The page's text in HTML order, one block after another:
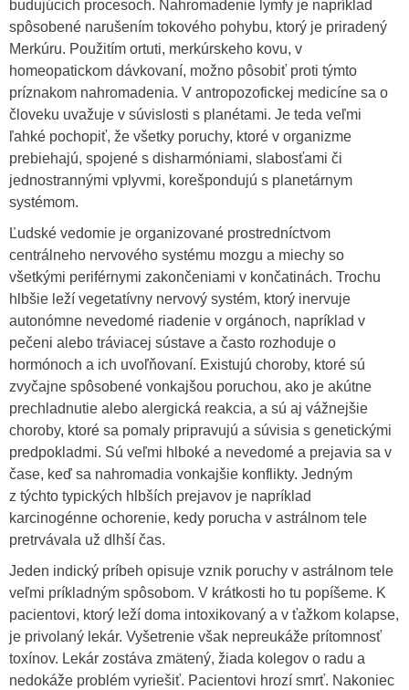
budujúcich procesoch. Nahromadenie lymfy je napríklad
spôsobené narušením tokového pohybu, ktorý je priradený
Merkúru. Použitím ortuti, merkúrskeho kovu, v
homeopatickom dávkovaní, možno pôsobiť proti týmto
príznakom nahromadenia. V antropozofickej medicíne sa o
človeku uvažuje v súvislosti s planétami. Je teda veľmi
ľahké pochopiť, že všetky poruchy, ktoré v organizme
prebiehajú, spojené s disharmóniami, slabosťami či
jednostrannými vplyvmi, korešpondujú s planetárnym
systémom.
Ľudské vedomie je organizované prostredníctvom
centrálneho nervového systému mozgu a miechy so
všetkými periférnymi zakončeniami v končatinách. Trochu
hlbšie leží vegetatívny nervový systém, ktorý inervuje
autonómne nevedomé riadenie v orgánoch, napríklad v
pečeni alebo tráviacej sústave a často rozhoduje o
hormónoch a ich uvoľňovaní. Existujú choroby, ktoré sú
zvyčajne spôsobené vonkajšou poruchou, ako je akútne
prechladnutie alebo alergická reakcia, a sú aj vážnejšie
choroby, ktoré sa pomaly pripravujú a súvisia s genetickými
predpokladmi. Sú veľmi hlboké a nevedomé a prejavia sa v
čase, keď sa nahromadia vonkajšie konflikty. Jedným
z týchto typických hlbších prejavov je napríklad
karcinogénne ochorenie, kedy porucha v astrálnom tele
pretrvávala už dlhší čas.
Jeden indický príbeh opisuje vznik poruchy v astrálnom tele
veľmi príkladným spôsobom. V krátkosti ho tu popíšeme. K
pacientovi, ktorý leží doma intoxikovaný a v ťažkom kolapse,
je privolaný lekár. Vyšetrenie však nepreukáže prítomnosť
toxínov. Lekár zostáva zmätený, žiada kolegov o radu a
nedokáže problém vyriešiť. Pacientovi hrozí smrť. Nakoniec